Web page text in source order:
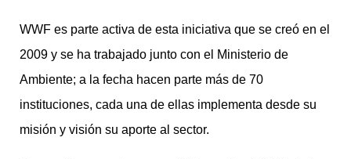
WWF es parte activa de esta iniciativa que se creó en el
2009 y se ha trabajado junto con el Ministerio de
Ambiente; a la fecha hacen parte más de 70
instituciones, cada una de ellas implementa desde su
misión y visión su aporte al sector.